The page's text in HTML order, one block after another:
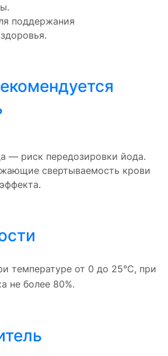
поддержания
— риск передозировки йода.
свертываемость крови
температуре от 0 до 25°С, при
не более 80%.